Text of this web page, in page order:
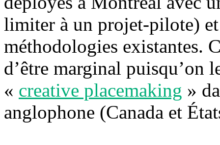
limiter à un projet-pilote)
méthodologies existantes.
d’être marginal puisqu’on
« creative placemaking »
anglophone (Canada et